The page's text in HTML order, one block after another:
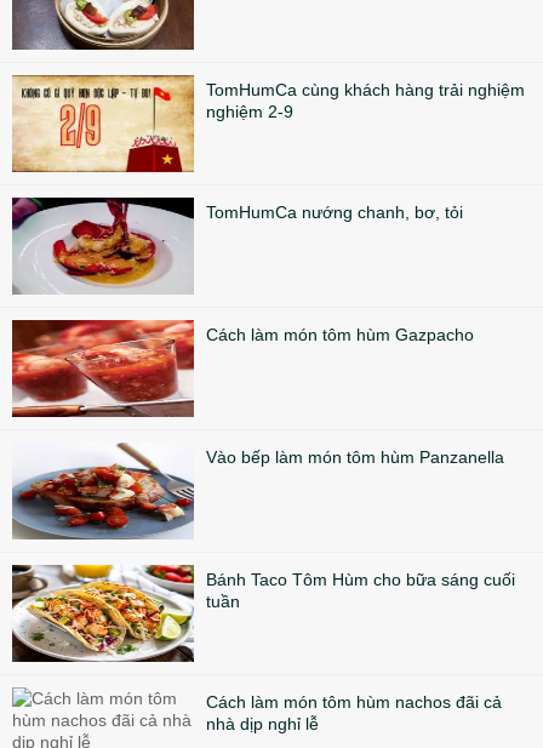
TomHumCa cùng khách hàng trải nghiệm
nghiệm 2-9
TomHumCa nướng chanh, bơ, tỏi
Cách làm món tôm hùm Gazpacho
Vào bếp làm món tôm hùm Panzanella
Bánh Taco Tôm Hùm cho bữa sáng cuối
tuần
Cách làm món tôm hùm nachos đãi cả
nhà dịp nghỉ lễ